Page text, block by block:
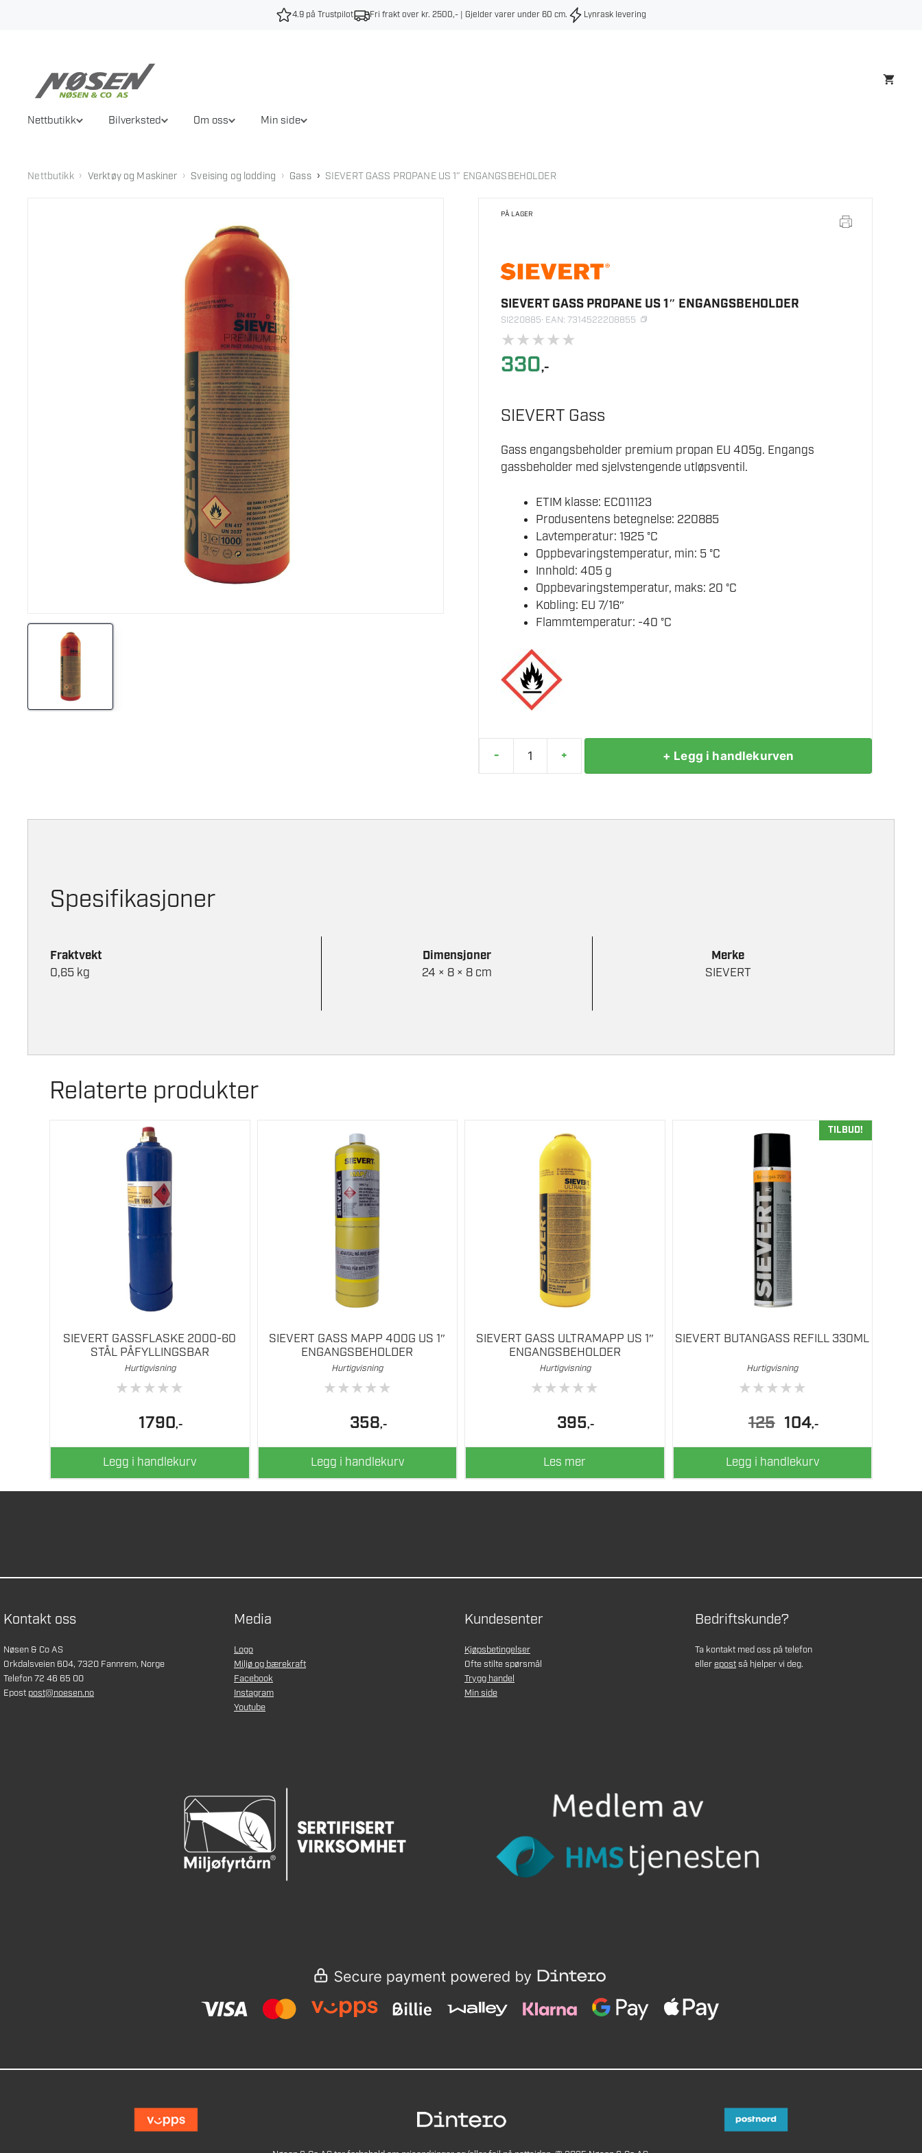
4.9 på Trustpilot Fri frakt over kr. 2500,- | Gjelder varer under 60 cm. Lynrask levering
Nettbutikk Bilverksted Om oss Min side
Nettbutikk › Verktøy og Maskiner › Sveising og lodding › Gass › SIEVERT GASS PROPANE US 1″ ENGANGSBEHOLDER
PÅ LAGER
SIEVERT GASS PROPANE US 1″ ENGANGSBEHOLDER
SI220885· EAN: 7314522208855
★★★★★
330,-
SIEVERT Gass
Gass engangsbeholder premium propan EU 405g. Engangs
gassbeholder med sjelvstengende utløpsventil.
ETIM klasse: EC011123
Produsentens betegnelse: 220885
Lavtemperatur: 1925 °C
Oppbevaringstemperatur, min: 5 °C
Innhold: 405 g
Oppbevaringstemperatur, maks: 20 °C
Kobling: EU 7/16″
Flammtemperatur: -40 °C
- + + Legg i handlekurven
Spesifikasjoner
Fraktvekt
0,65 kg
Dimensjoner
24 × 8 × 8 cm
Merke
SIEVERT
Relaterte produkter
SIEVERT GASSFLASKE 2000-60
STÅL PÅFYLLINGSBAR
Hurtigvisning
★★★★★
1790,-
Legg i handlekurv
SIEVERT GASS MAPP 400G US 1″
ENGANGSBEHOLDER
Hurtigvisning
★★★★★
358,-
Legg i handlekurv
SIEVERT GASS ULTRAMAPP US 1″
ENGANGSBEHOLDER
Hurtigvisning
★★★★★
395,-
Les mer
TILBUD!
SIEVERT BUTANGASS REFILL 330ML
Hurtigvisning
★★★★★
125
Opprinnelig
pris
var:
125.
104pris
er:
104.
,-
Legg i handlekurv
Kontakt oss
Nøsen & Co AS
Orkdalsveien 604, 7320 Fannrem, Norge
Telefon 72 46 65 00
Epost post@noesen.no
Media
Logo
Miljø og bærekraft
Facebook
Instagram
Youtube
Kundesenter
Kjøpsbetingelser
Ofte stilte spørsmål
Trygg handel
Min side
Bedriftskunde?
Ta kontakt med oss på telefon
ellerepostså hjelper vi deg.